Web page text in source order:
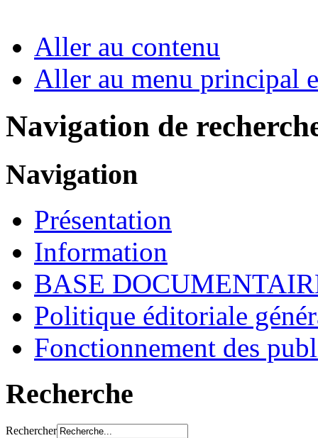
Aller au contenu
Aller au menu principal
Navigation de
Navigation
Présentation
Information
BASE
Politique éditoriale
Fonctionnement des
Recherche
Rechercher